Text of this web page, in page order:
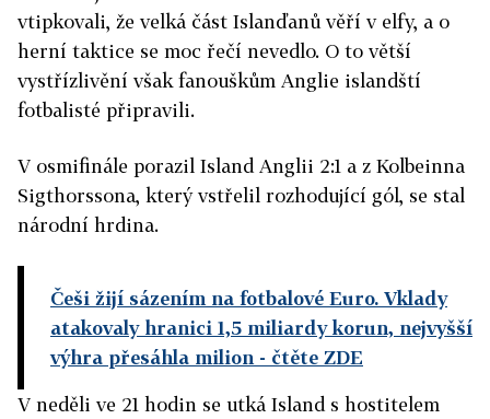
vtipkovali, že velká část Islanďanů věří v elfy, a o
herní taktice se moc řečí nevedlo. O to větší
vystřízlivění však fanouškům Anglie islandští
fotbalisté připravili.
V osmifinále porazil Island Anglii 2:1 a z Kolbeinna
Sigthorssona, který vstřelil rozhodující gól, se stal
národní hrdina.
Češi žijí sázením na fotbalové Euro. Vklady
atakovaly hranici 1,5 miliardy korun, nejvyšší
výhra přesáhla milion - čtěte ZDE
V neděli ve 21 hodin se utká Island s hostitelem